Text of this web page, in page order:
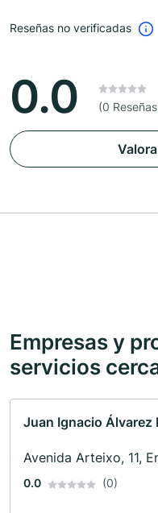
Reseñas no verificadas
0.0 (0
Empresas y
servicios
Juan Ignacio Álvarez
Avenida Arteixo, 11,
0.0 (0)